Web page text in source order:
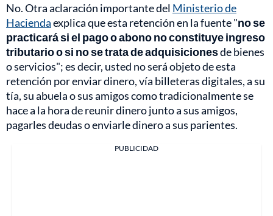
No. Otra aclaración importante del Ministerio de
Haciendaexplica que esta retención en la fuente "no se
practicará si el pago o abono no constituye ingreso
tributario o si no se trata de adquisicionesde bienes
o servicios"; es decir, usted no será objeto de esta
retención por enviar dinero, vía billeteras digitales, a su
tía, su abuela o sus amigos como tradicionalmente se
hace a la hora de reunir dinero junto a sus amigos,
pagarles deudas o enviarle dinero a sus parientes.
PUBLICIDAD